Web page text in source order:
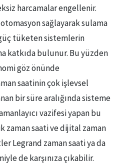
harcamalar engellenir.
sağlayarak sulama
tüketen sistemlerin
katkıda bulunur. Bu yüzden
göz önünde
saatinin çok işlevsel
bir süre aralığında sisteme
vazifesi yapan bu
zaman saati ve dijital zaman
Legrand zaman saati ya da
de karşınıza çıkabilir.